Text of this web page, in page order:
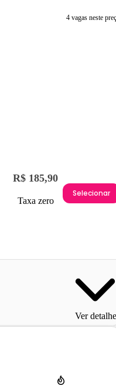
4 vagas neste
R$ 185,90
Taxa zero
Selecionar
Ver